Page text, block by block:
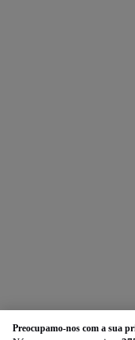
Preocupamo-nos com a sua